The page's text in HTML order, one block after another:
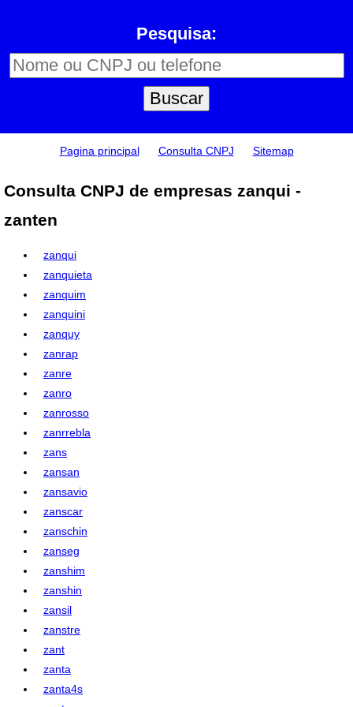
Pesquisa:
Pagina principal Consulta CNPJ Sitemap
Consulta CNPJ de empresas zanqui -
zanten
zanqui
zanquieta
zanquim
zanquini
zanquy
zanrap
zanre
zanro
zanrosso
zanrrebla
zans
zansan
zansavio
zanscar
zanschin
zanseg
zanshim
zanshin
zansil
zanstre
zant
zanta
zanta4s